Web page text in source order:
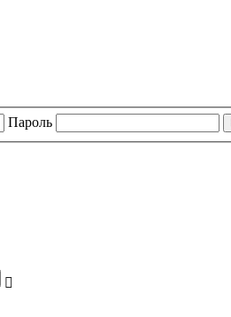
Пароль